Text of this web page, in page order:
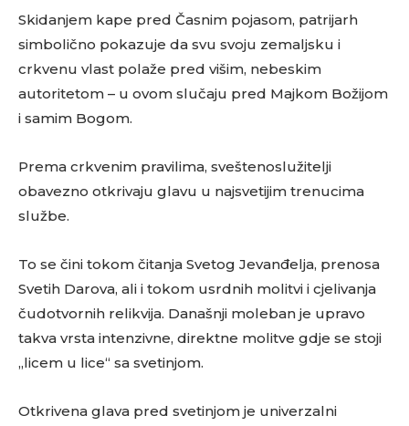
Skidanjem kape pred Časnim pojasom, patrijarh
simbolično pokazuje da svu svoju zemaljsku i
crkvenu vlast polaže pred višim, nebeskim
autoritetom – u ovom slučaju pred Majkom Božijom
i samim Bogom.
Prema crkvenim pravilima, sveštenoslužitelji
obavezno otkrivaju glavu u najsvetijim trenucima
službe.
To se čini tokom čitanja Svetog Jevanđelja, prenosa
Svetih Darova, ali i tokom usrdnih molitvi i cjelivanja
čudotvornih relikvija. Današnji moleban je upravo
takva vrsta intenzivne, direktne molitve gdje se stoji
„licem u lice“ sa svetinjom.
Otkrivena glava pred svetinjom je univerzalni